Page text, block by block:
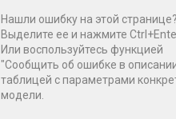
Нашли ошибку на этой странице?
Выделите ее и нажмите
Или воспользуйтесь функцией
"Сообщить об ошибке в
таблицей с параметрами
модели.